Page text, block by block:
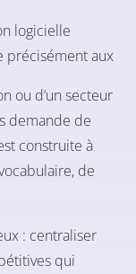
logicielle
précisément aux
ou d’un secteur
demande de
construite à
de
: centraliser
qui